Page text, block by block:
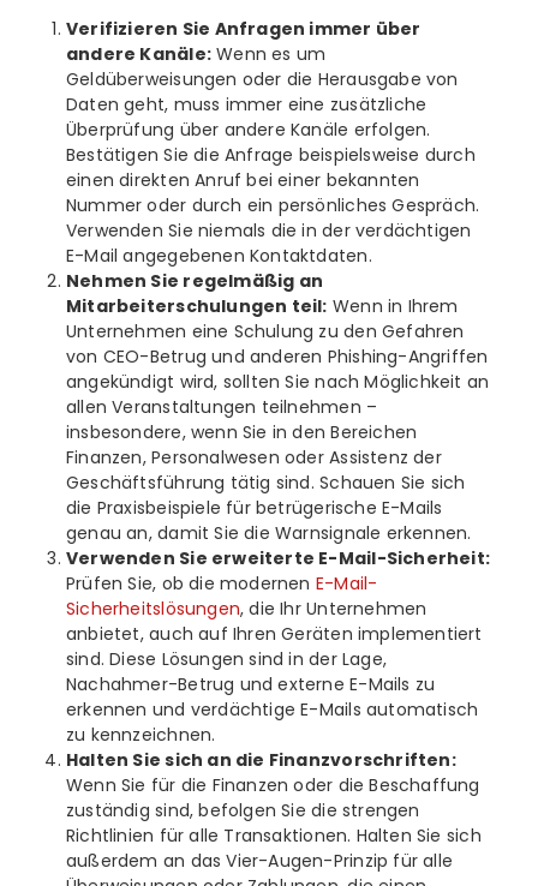
Verifizieren Sie Anfragen immer über
andere Kanäle:Wenn es um
Geldüberweisungen oder die Herausgabe von
Daten geht, muss immer eine zusätzliche
Überprüfung über andere Kanäle erfolgen.
Bestätigen Sie die Anfrage beispielsweise durch
einen direkten Anruf bei einer bekannten
Nummer oder durch ein persönliches Gespräch.
Verwenden Sie niemals die in der verdächtigen
E-Mail angegebenen Kontaktdaten.
Nehmen Sie regelmäßig an
Mitarbeiterschulungen teil: Wenn in Ihrem
Unternehmen eine Schulung zu den Gefahren
von CEO-Betrug und anderen Phishing-Angriffen
angekündigt wird, sollten Sie nach Möglichkeit an
allen Veranstaltungen teilnehmen –
insbesondere, wenn Sie in den Bereichen
Finanzen, Personalwesen oder Assistenz der
Geschäftsführung tätig sind. Schauen Sie sich
die Praxisbeispiele für betrügerische E-Mails
genau an, damit Sie die Warnsignale erkennen.
Verwenden Sie erweiterte E-Mail-Sicherheit:
Prüfen Sie, ob die modernen E-Mail-
Sicherheitslösungen, die Ihr Unternehmen
anbietet, auch auf Ihren Geräten implementiert
sind. Diese Lösungen sind in der Lage,
Nachahmer-Betrug und externe E-Mails zu
erkennen und verdächtige E-Mails automatisch
zu kennzeichnen.
Halten Sie sich an die Finanzvorschriften:
Wenn Sie für die Finanzen oder die Beschaffung
zuständig sind, befolgen Sie die strengen
Richtlinien für alle Transaktionen. Halten Sie sich
außerdem an das Vier-Augen-Prinzip für alle